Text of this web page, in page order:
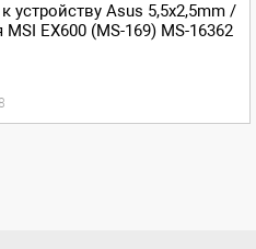
устройству Asus 5,5x2,5mm /
MSI EX600 (MS-169) MS-16362